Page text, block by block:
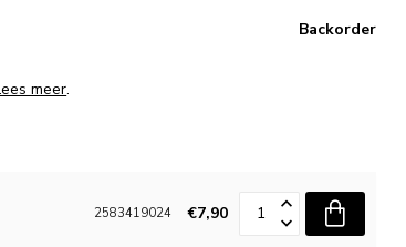
Backorder
meer.
2583419024 €7,90